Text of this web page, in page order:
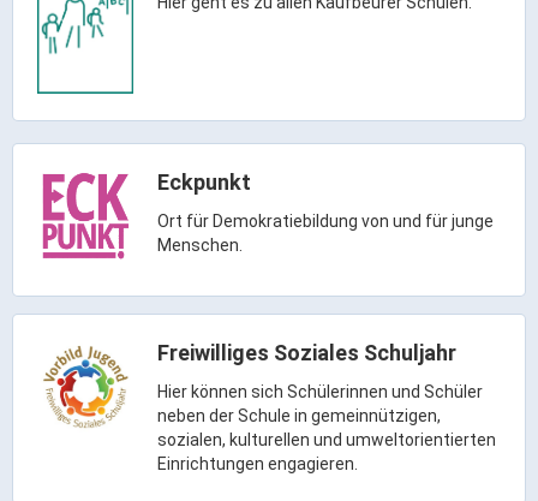
Kontakt
Wetter & Unwetter
Internet Portale
Stadtrat & Verwaltung
Oberbürgermeister
Bürgermeister / Bürgermeisterin
Eckpunkt
Ort für Demokratiebildung von und für junge
Menschen.
Freiwilliges Soziales Schuljahr
Hier können sich Schülerinnen und Schüler
neben der Schule in gemeinnützigen,
sozialen, kulturellen und umweltorientierten
Einrichtungen engagieren.